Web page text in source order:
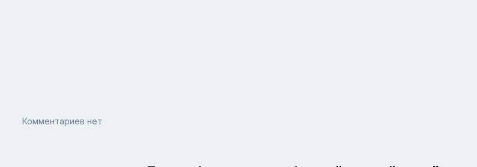
Комментариев нет